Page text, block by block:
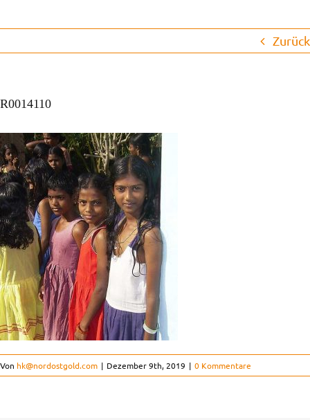
Patenschaften
Kinderorthopädie
Der Verein
Kontakt
FAQ
Projekte
Zurück
R0014110
Von hk@nordostgold.com | Dezember 9th, 2019 | 0 Kommentare